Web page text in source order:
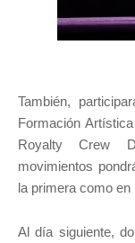
También,
Formación
Royalty Crew
movimientos
la primera como
Al día siguiente,